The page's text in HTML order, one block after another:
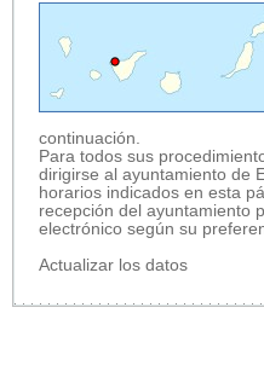
continuación.
Para todos sus
dirigirse al ayuntamiento de
horarios indicados en esta
recepción del ayuntamiento
electrónico según su
Actualizar los datos